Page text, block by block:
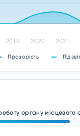
Прозорість
органу місцевого